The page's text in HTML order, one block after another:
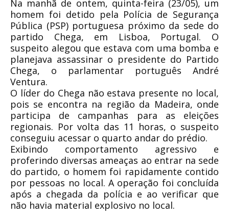
Na manhã de ontem, quinta-feira (23/05), um
homem foi detido pela Polícia de Segurança
Pública (PSP) portuguesa próximo da sede do
partido Chega, em Lisboa, Portugal. O
suspeito alegou que estava com uma bomba e
planejava assassinar o presidente do Partido
Chega, o parlamentar português André
Ventura.
O líder do Chega não estava presente no local,
pois se encontra na região da Madeira, onde
participa de campanhas para as eleições
regionais. Por volta das 11 horas, o suspeito
conseguiu acessar o quarto andar do prédio.
Exibindo comportamento agressivo e
proferindo diversas ameaças ao entrar na sede
do partido, o homem foi rapidamente contido
por pessoas no local. A operação foi concluída
após a chegada da polícia e ao verificar que
não havia material explosivo no local.